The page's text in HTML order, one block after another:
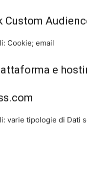
Custom
Cookie; email
e
varie tipologie di Dati